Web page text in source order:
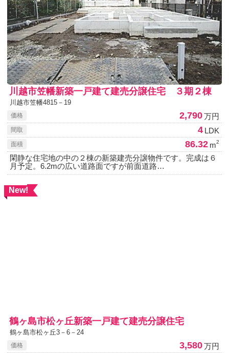
川越市笠幡新築一戸建て建売分譲住宅 ３期２棟
川越市笠幡4815－19
価格 2,790 万円
間取 4 LDK
面積 86.32 m2
閑静な住宅地の中の２棟の新築建売分譲物件です。完成は６
月予定。6.2mの広い道路面ですが前面道路…
鶴ヶ島市松ヶ丘新築一戸建て建売分譲住宅
鶴ヶ島市松ヶ丘3－6－24
価格 3,580 万円
New!